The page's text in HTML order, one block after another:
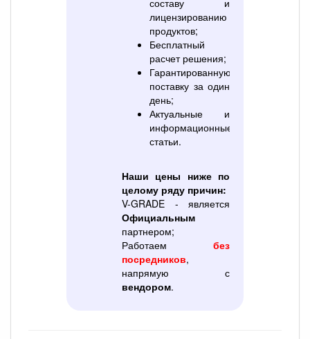
составу и
лицензированию
продуктов;
Бесплатный
расчет решения;
Гарантированную
поставку за один
день;
Актуальные и
информационные
статьи.
Наши цены ниже по
целому ряду причин:
V-GRADE - является
Официальным
партнером;
Работаембез
посредников,
напрямую с
вендором.